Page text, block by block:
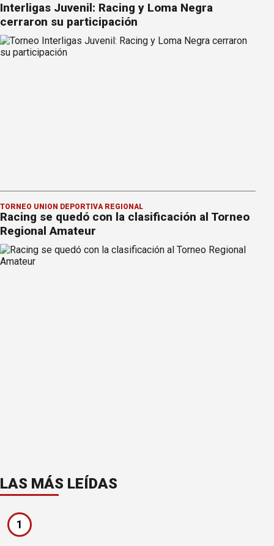
Interligas Juvenil: Racing y Loma Negra
cerraron su participación
TORNEO UNIÓN DEPORTIVA REGIONAL
Racing se quedó con la clasificación al Torneo
Regional Amateur
LAS MÁS LEÍDAS
1